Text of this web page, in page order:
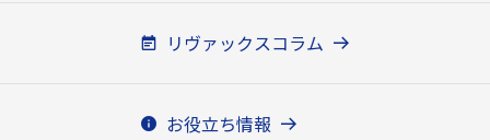
リヴァックスコラム
お役立ち情報